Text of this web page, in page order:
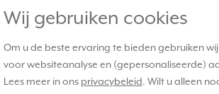
Wij gebruiken cookies
Om u de beste ervaring te bieden gebruiken
voor websiteanalyse en (gepersonaliseerde)
Lees meer in ons privacybeleid. Wilt u alleen